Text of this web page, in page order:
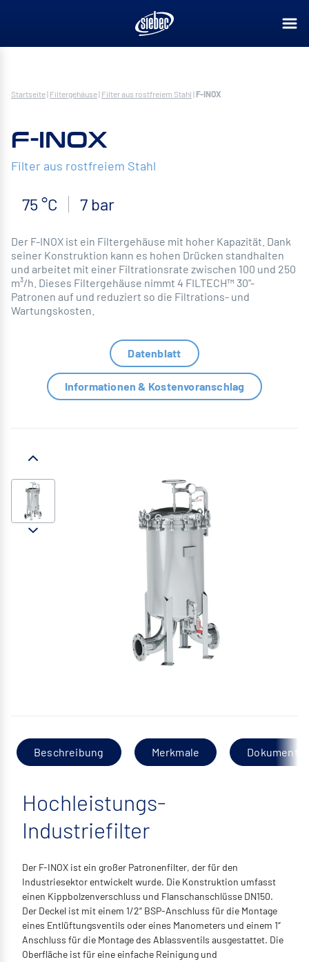
Startseite| Filtergehäuse| Filter aus rostfreiem Stahl |F-INOX
F-INOX
Filter aus rostfreiem Stahl
75 °C 7 bar
Der F-INOX ist ein Filtergehäuse mit hoher Kapazität. Dank
seiner Konstruktion kann es hohen Drücken standhalten
und arbeitet mit einer Filtrationsrate zwischen 100 und 250
m³/h. Dieses Filtergehäuse nimmt 4 FILTECH™ 30"-
Patronen auf und reduziert so die Filtrations- und
Wartungskosten.
Datenblatt
Informationen & Kostenvoranschlag
Beschreibung Merkmale
Hochleistungs-
Industriefilter
Der F-INOX ist ein großer Patronenfilter, der für den
Industriesektor entwickelt wurde. Die Konstruktion umfasst
einen Kippbolzenverschluss und Flanschanschlüsse DN150.
Der Deckel ist mit einem 1/2“ BSP-Anschluss für die Montage
eines Entlüftungsventils oder eines Manometers und einem 1“
Anschluss für die Montage des Ablassventils ausgestattet. Die
Oberfläche ist für eine einfache Reinigung und